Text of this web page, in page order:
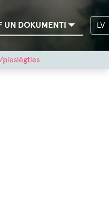
UN DOKUMENTI LV
pieslēgties